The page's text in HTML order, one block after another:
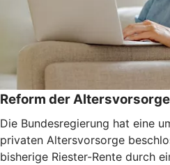
Reform der Altersvorsorge
Die Bundesregierung hat eine
privaten Altersvorsorge
bisherige Riester-Rente durch